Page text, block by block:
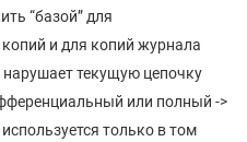
“базой” для
и для копий журнала
нарушает текущую цепочку
или полный ->
только в том